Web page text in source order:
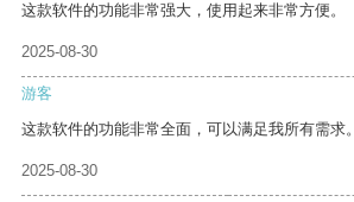
这款软件的功能非常强大，使用起来非常方便。
2025-08-30
游客
这款软件的功能非常全面，可以满足我所有需求。
2025-08-30